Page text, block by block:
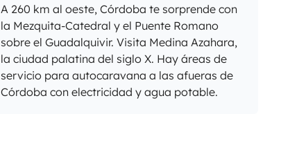
A 260 km al oeste, Córdoba te sorprende con
la Mezquita-Catedral y el Puente Romano
sobre el Guadalquivir. Visita Medina Azahara,
la ciudad palatina del siglo X. Hay áreas de
servicio para autocaravana a las afueras de
Córdoba con electricidad y agua potable.